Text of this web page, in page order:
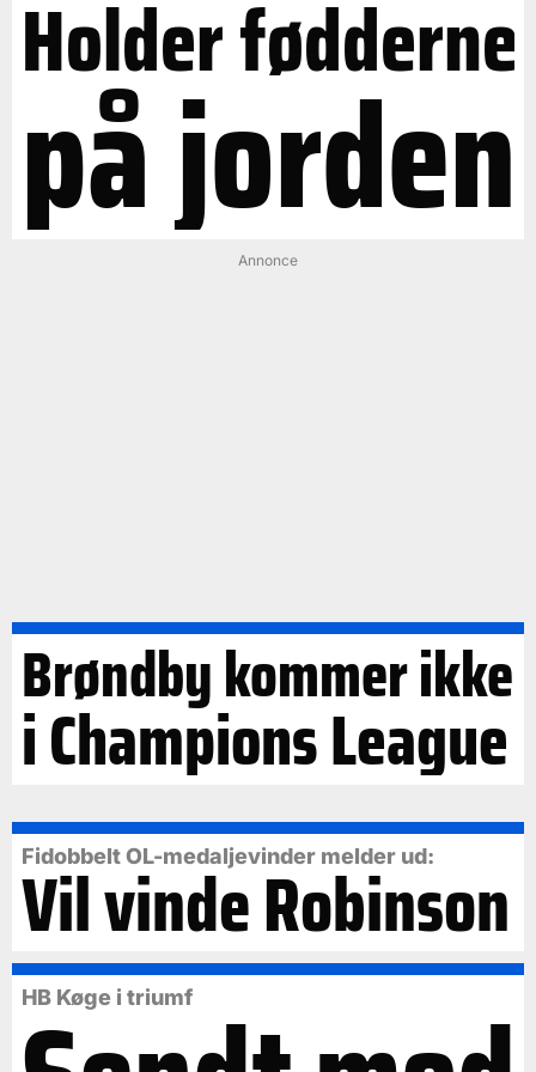
Holder fødderne
på jorden
Annonce
Brøndby kommer ikke
i Champions League
Fidobbelt OL-medaljevinder melder ud:
Vil vinde Robinson
HB Køge i triumf